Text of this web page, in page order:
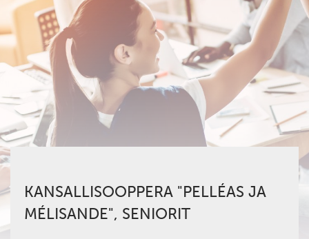
KANSALLISOOPPERA "PELLÉAS JA
MÉLISANDE", SENIORIT